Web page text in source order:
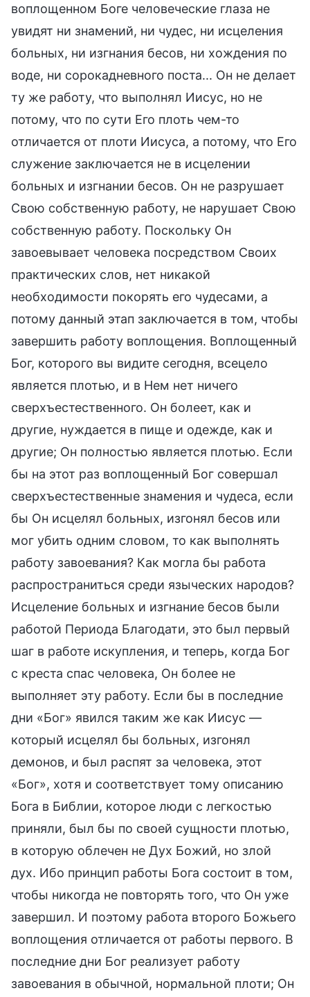
воплощенном Боге человеческие глаза не
увидят ни знамений, ни чудес, ни исцеления
больных, ни изгнания бесов, ни хождения по
воде, ни сорокадневного поста... Он не делает
ту же работу, что выполнял Иисус, но не
потому, что по сути Его плоть чем-то
отличается от плоти Иисуса, а потому, что Его
служение заключается не в исцелении
больных и изгнании бесов. Он не разрушает
Свою собственную работу, не нарушает Свою
собственную работу. Поскольку Он
завоевывает человека посредством Своих
практических слов, нет никакой
необходимости покорять его чудесами, а
потому данный этап заключается в том, чтобы
завершить работу воплощения. Воплощенный
Бог, которого вы видите сегодня, всецело
является плотью, и в Нем нет ничего
сверхъестественного. Он болеет, как и
другие, нуждается в пище и одежде, как и
другие; Он полностью является плотью. Если
бы на этот раз воплощенный Бог совершал
сверхъестественные знамения и чудеса, если
бы Он исцелял больных, изгонял бесов или
мог убить одним словом, то как выполнять
работу завоевания? Как могла бы работа
распространиться среди языческих народов?
Исцеление больных и изгнание бесов были
работой Периода Благодати, это был первый
шаг в работе искупления, и теперь, когда Бог
с креста спас человека, Он более не
выполняет эту работу. Если бы в последние
дни «Бог» явился таким же как Иисус —
который исцелял бы больных, изгонял
демонов, и был распят за человека, этот
«Бог», хотя и соответствует тому описанию
Бога в Библии, которое люди с легкостью
приняли, был бы по своей сущности плотью,
в которую облечен не Дух Божий, но злой
дух. Ибо принцип работы Бога состоит в том,
чтобы никогда не повторять того, что Он уже
завершил. И поэтому работа второго Божьего
воплощения отличается от работы первого. В
последние дни Бог реализует работу
завоевания в обычной, нормальной плоти; Он